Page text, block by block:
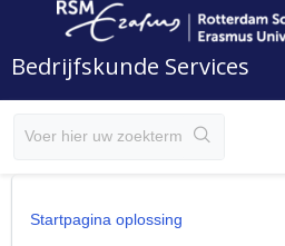
Bedrijfskunde Services
Startpagina oplossing